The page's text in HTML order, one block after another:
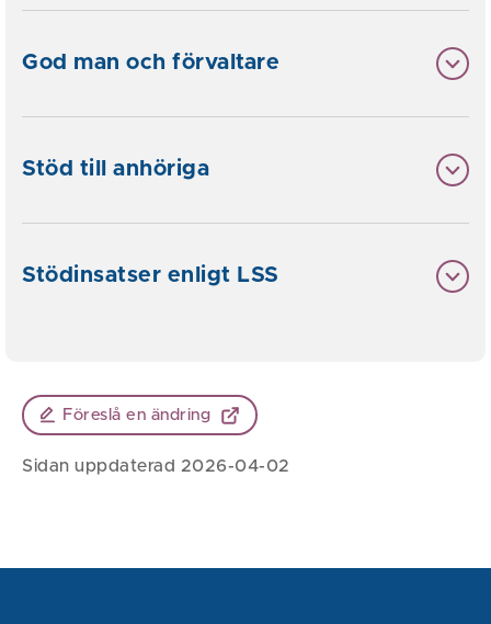
God man och förvaltare
Stöd till anhöriga
Stödinsatser enligt LSS
Föreslå en ändring
Sidan uppdaterad 2026-04-02